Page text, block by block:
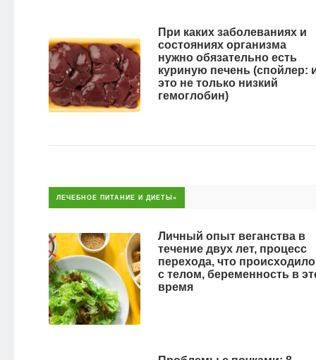
При каких заболеваниях и
состояниях организма
нужно обязательно есть
куриную печень (спойлер:
это не только низкий
гемоглобин)
ЛЕЧЕБНОЕ ПИТАНИЕ И ДИЕТЫ»
Личный опыт веганства в
течение двух лет, процесс
перехода, что происходило
с телом, беременность в
время